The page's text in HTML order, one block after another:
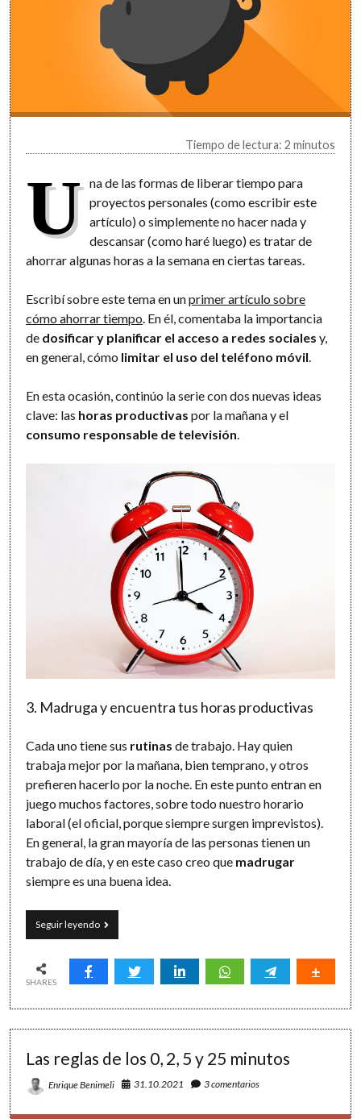
Tiempo de lectura: 2 minutos
U na de las formas de liberar tiempo para
proyectos personales (como escribir este
artículo) o simplemente no hacer nada y
descansar (como haré luego) es tratar de
ahorrar algunas horas a la semana en ciertas tareas.
Escribí sobre este tema en unprimer artículo sobre
cómo ahorrar tiempo . En él, comentaba la importancia
de dosificar y planificar el acceso a redes sociales y,
en general, cómo limitar el uso del teléfono móvil
En esta ocasión, continúo la serie con dos nuevas ideas
clave: las horas productivas por la mañana y el
consumo responsable de televisión
3. Madruga y encuentra tus horas productivas
Cada uno tiene sus rutinas de trabajo. Hay quien
trabaja mejor por la mañana, bien temprano, y otros
prefieren hacerlo por la noche. En este punto entran en
juego muchos factores, sobre todo nuestro horario
laboral (el oficial, porque siempre surgen imprevistos).
En general, la gran mayoría de las personas tienen un
trabajo de día, y en este caso creo que madrugar
siempre es una buena idea.
Seguir leyendoCómo
ahorrar
tu
productiva
consumo
de
televisión
SHARES
Las reglas de los 0, 2, 5 y 25 minutos
Enrique Benimeli 31.10.2021 3 comentarios